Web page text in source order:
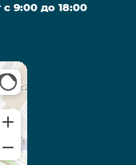
с 9:00 до 18:00